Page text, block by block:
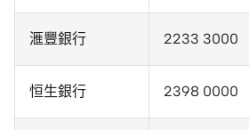
滙豐銀行 2233 3000
恒生銀行 2398 0000